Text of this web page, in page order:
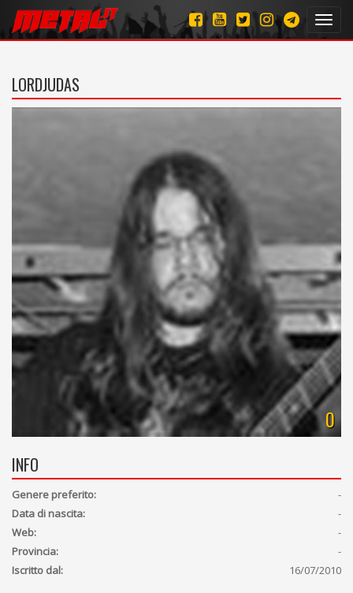
LORDJUDAS
0
INFO
Genere preferito:
-
Data di nascita:
-
Web:
-
Provincia:
-
Iscritto dal:
16/07/2010